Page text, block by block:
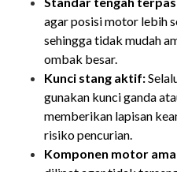
agar posisi motor lebih
sehingga tidak mudah
ombak besar.
Kunci stang aktif:
gunakan kunci ganda
memberikan lapisan
risiko pencurian.
Komponen motor